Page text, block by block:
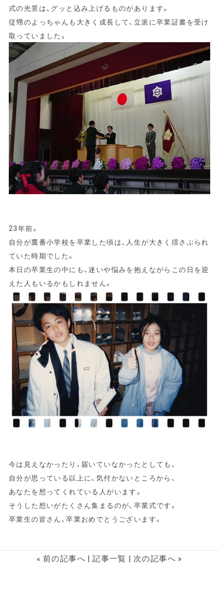
式の光景は、グッと込み上げるものがあります。
従甥のよっちゃんも大きく成長して、立派に卒業証書を受け
取っていました。
23年前。
自分が鷹番小学校を卒業した頃は、人生が大きく揺さぶられ
ていた時期でした。
本日の卒業生の中にも、迷いや悩みを抱えながらこの日を迎
えた人もいるかもしれません。
今は見えなかったり、届いていなかったとしても、
自分が思っている以上に、気付かないところから、
あなたを想ってくれている人がいます。
そうした想いがたくさん集まるのが、卒業式です。
卒業生の皆さん、卒業おめでとうございます。
« 前の記事へ | 記事一覧 | 次の記事へ »